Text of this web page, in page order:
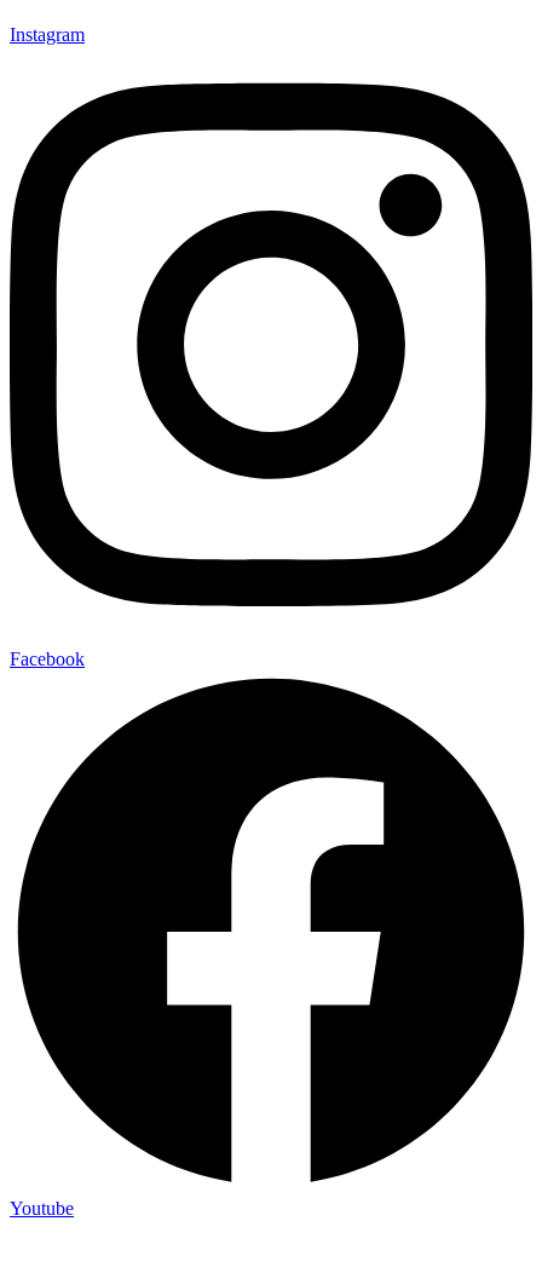
Instagram
Facebook
Youtube